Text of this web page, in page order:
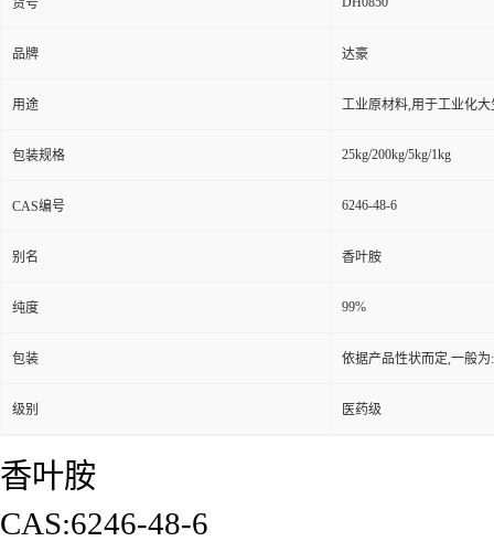
货号
品牌 达豪
用途 工业原材料,用于工业化大
包装规格 25kg/200kg/5kg/1kg
CAS编号 6246-48-6
别名 香叶胺
纯度 99%
包装 依据产品性状而定,一般
级别 医药级
香叶胺
CAS:6246-48-6